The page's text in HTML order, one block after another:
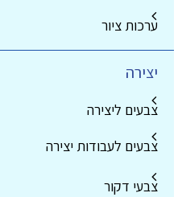
ערכות ציור
יצירה
צבעים ליצירה
צבעים לעבודות יצירה
צבעי דקור